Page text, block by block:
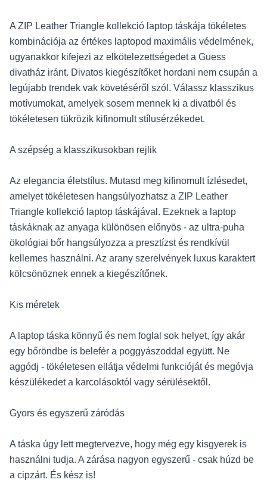
A ZIP Leather Triangle kollekció laptop táskája tökéletes
kombinációja az értékes laptopod maximális védelmének,
ugyanakkor kifejezi az elkötelezettségedet a Guess
divatház iránt. Divatos kiegészítőket hordani nem csupán a
legújabb trendek vak követéséről szól. Válassz klasszikus
motívumokat, amelyek sosem mennek ki a divatból és
tökéletesen tükrözik kifinomult stílusérzékedet.
A szépség a klasszikusokban rejlik
Az elegancia életstílus. Mutasd meg kifinomult ízlésedet,
amelyet tökéletesen hangsúlyozhatsz a ZIP Leather
Triangle kollekció laptop táskájával. Ezeknek a laptop
táskáknak az anyaga különösen előnyös - az ultra-puha
ökológiai bőr hangsúlyozza a presztízst és rendkívül
kellemes használni. Az arany szerelvények luxus karaktert
kölcsönöznek ennek a kiegészítőnek.
Kis méretek
A laptop táska könnyű és nem foglal sok helyet, így akár
egy bőröndbe is belefér a poggyászoddal együtt. Ne
aggódj - tökéletesen ellátja védelmi funkcióját és megóvja
készülékedet a karcolásoktól vagy sérülésektől.
Gyors és egyszerű záródás
A táska úgy lett megtervezve, hogy még egy kisgyerek is
használni tudja. A zárása nagyon egyszerű - csak húzd be
a cipzárt. És kész is!